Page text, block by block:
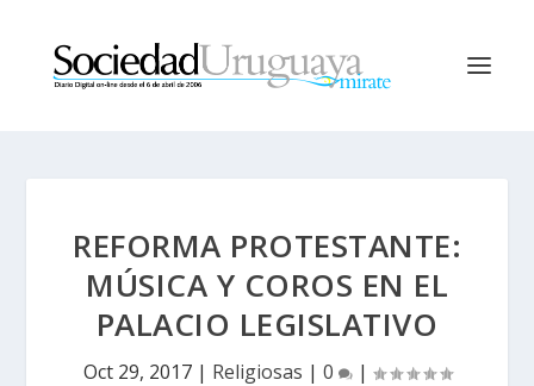
REFORMA PROTESTANTE:
MÚSICA Y COROS EN EL
PALACIO LEGISLATIVO
Oct 29, 2017| Religiosas | 0 |